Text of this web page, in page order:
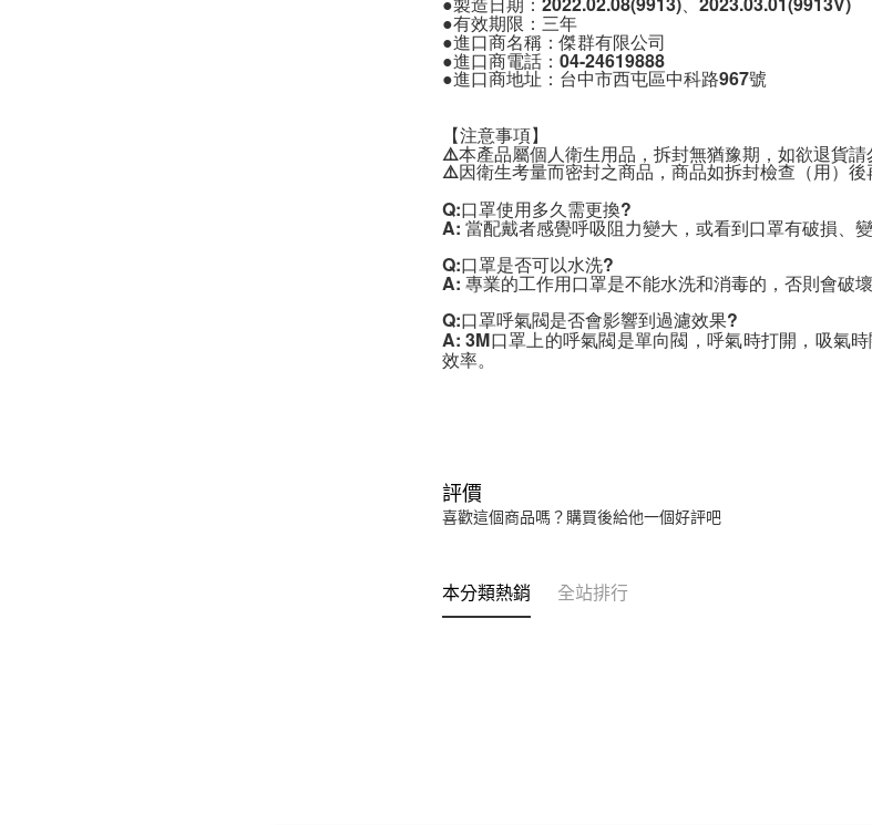
●有效期限：三年
●進口商名稱：傑群有限公司
●進口商電話：04-24619888
●進口商地址：台中市西屯區中科路967號
【注意事項】
⚠️本產品屬個人衛生用品，拆封無猶豫期，如欲退貨請
⚠️因衛生考量而密封之商品，商品如拆封檢查（用）後
Q:口罩使用多久需更換?
A: 當配戴者感覺呼吸阻力變大，或看到口罩有破損、
Q:口罩是否可以水洗?
A: 專業的工作用口罩是不能水洗和消毒的，否則會破
A: 3M口罩上的呼氣閥是單向閥，呼氣時打開，吸氣
效率。
評價
喜歡這個商品嗎？購買後給他一個好評吧
本分類熱銷 全站排行